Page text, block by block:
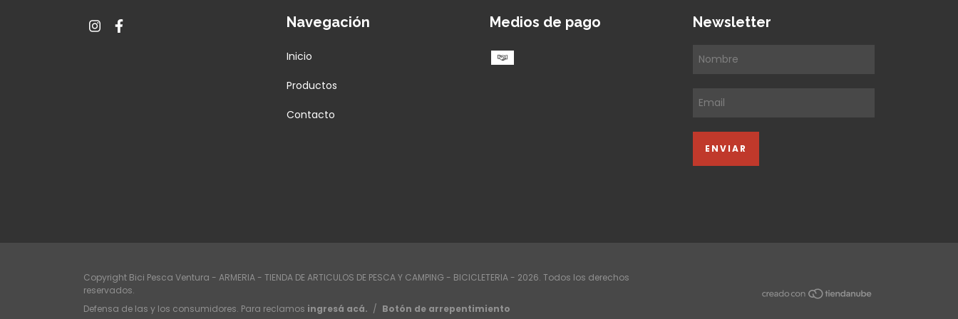
Navegación
Inicio
Productos
Contacto
Medios de pago Newsletter
Copyright Bici Pesca Ventura - ARMERIA - TIENDA DE ARTICULOS DE PESCA Y CAMPING - BICICLETERIA - 2026. Todos los derechos
reservados.
Defensa de las y los consumidores. Para reclamos ingresá acá. / Botón de arrepentimiento